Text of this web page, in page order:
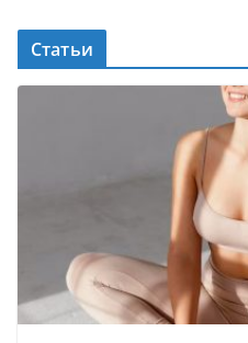
Статьи